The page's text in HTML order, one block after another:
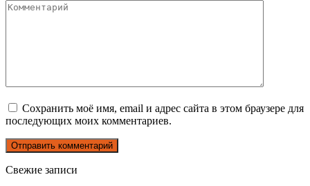
Сохранить моё имя, email и адрес сайта в этом браузере для
последующих моих комментариев.
Свежие записи